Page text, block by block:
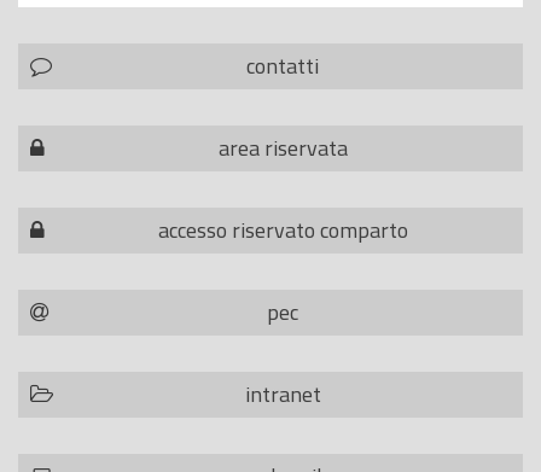
contatti
area riservata
accesso riservato comparto
pec
intranet